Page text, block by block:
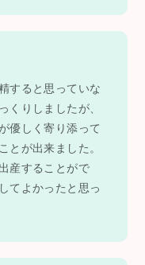
すると思っていな
くりしましたが、
優しく寄り添って
とが出来ました。
産することがで
てよかったと思っ